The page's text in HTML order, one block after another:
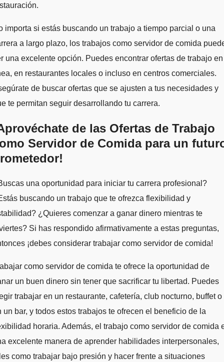
importa si estás buscando un trabajo a tiempo parcial o una
a largo plazo, los trabajos como servidor de comida
una excelente opción. Puedes encontrar ofertas de trabajo en
en restaurantes locales o incluso en centros comerciales.
de buscar ofertas que se ajusten a tus necesidades y
te permitan seguir desarrollando tu carrera.
de las Ofertas de Trabajo
Servidor de Comida para un
una oportunidad para iniciar tu carrera profesional?
buscando un trabajo que te ofrezca flexibilidad y
¿Quieres comenzar a ganar dinero mientras te
Si has respondido afirmativamente a estas preguntas,
¡debes considerar trabajar como servidor de comida!
como servidor de comida te ofrece la oportunidad de
un buen dinero sin tener que sacrificar tu libertad. Puedes
trabajar en un restaurante, cafetería, club nocturno, buffet o
un bar, y todos estos trabajos te ofrecen el beneficio de la
horaria. Además, el trabajo como servidor de comida
excelente manera de aprender habilidades interpersonales,
como trabajar bajo presión y hacer frente a situaciones